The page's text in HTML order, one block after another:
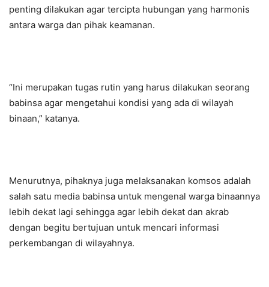
penting dilakukan agar tercipta hubungan yang harmonis
antara warga dan pihak keamanan.
“Ini merupakan tugas rutin yang harus dilakukan seorang
babinsa agar mengetahui kondisi yang ada di wilayah
binaan,” katanya.
Menurutnya, pihaknya juga melaksanakan komsos adalah
salah satu media babinsa untuk mengenal warga binaannya
lebih dekat lagi sehingga agar lebih dekat dan akrab
dengan begitu bertujuan untuk mencari informasi
perkembangan di wilayahnya.